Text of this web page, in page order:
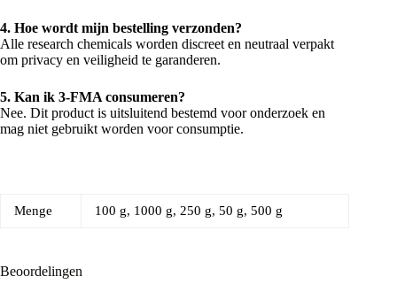
4. Hoe wordt mijn bestelling verzonden?
Alle research chemicals worden discreet en neutraal verpakt
om privacy en veiligheid te garanderen.
5. Kan ik 3-FMA consumeren?
Nee. Dit product is uitsluitend bestemd voor onderzoek en
mag niet gebruikt worden voor consumptie.
Menge 100 g, 1000 g, 250 g, 50 g, 500 g
Beoordelingen